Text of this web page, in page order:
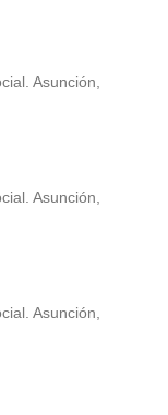
Asunción,
Asunción,
Asunción,